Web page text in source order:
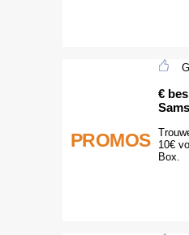
PROMOS
€
10€
Box.